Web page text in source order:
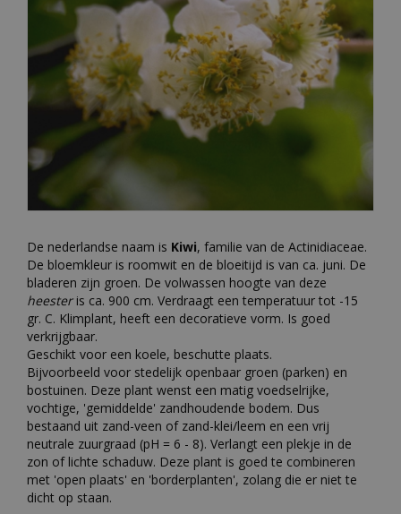
De nederlandse naam is Kiwi, familie van de Actinidiaceae.
De bloemkleur is roomwit en de bloeitijd is van ca. juni. De
bladeren zijn groen. De volwassen hoogte van deze
heesteris ca. 900 cm. Verdraagt een temperatuur tot -15
gr. C. Klimplant, heeft een decoratieve vorm. Is goed
verkrijgbaar.
Geschikt voor een koele, beschutte plaats.
Bijvoorbeeld voor stedelijk openbaar groen (parken) en
bostuinen. Deze plant wenst een matig voedselrijke,
vochtige, 'gemiddelde' zandhoudende bodem. Dus
bestaand uit zand-veen of zand-klei/leem en een vrij
neutrale zuurgraad (pH = 6 - 8). Verlangt een plekje in de
zon of lichte schaduw. Deze plant is goed te combineren
met 'open plaats' en 'borderplanten', zolang die er niet te
dicht op staan.